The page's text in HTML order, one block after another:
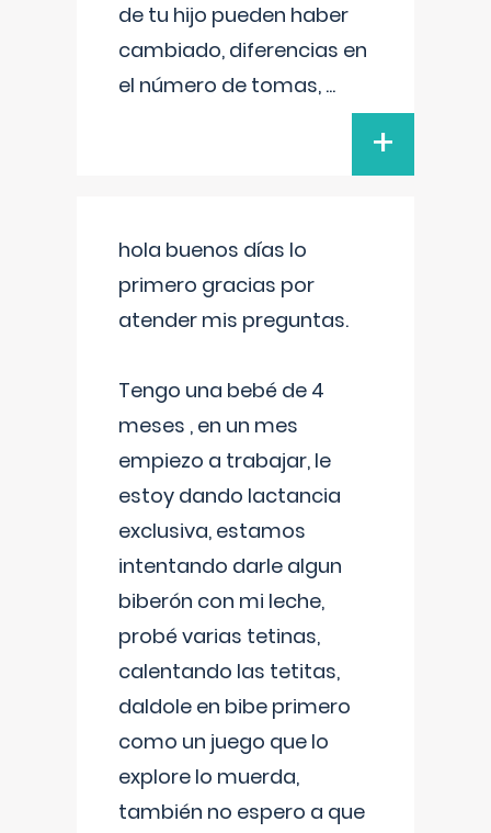
de tu hijo pueden haber
cambiado, diferencias en
el número de tomas, ...
+
hola buenos días lo
primero gracias por
atender mis preguntas.
Tengo una bebé de 4
meses , en un mes
empiezo a trabajar, le
estoy dando lactancia
exclusiva, estamos
intentando darle algun
biberón con mi leche,
probé varias tetinas,
calentando las tetitas,
daldole en bibe primero
como un juego que lo
explore lo muerda,
también no espero a que